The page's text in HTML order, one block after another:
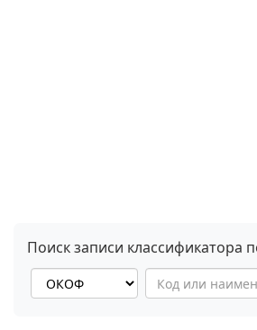
Поиск записи классификатора